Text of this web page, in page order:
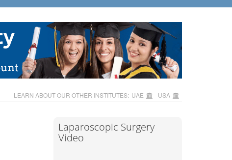
LEARN ABOUT OUR OTHER INSTITUTES: UAE USA
Laparoscopic Surgery
Video